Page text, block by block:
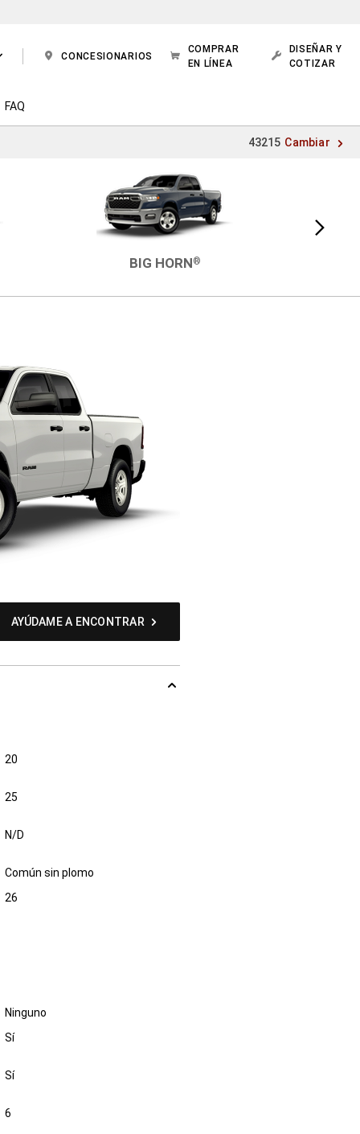
CONCESIONARIOS
COMPRAR
EN LÍNEA
DISEÑAR Y
COTIZAR
FAQ
43215 Cambiar
BIG HORN®
Vista
siguiente
AYÚDAME A ENCONTRAR
20
25
N/D
Común sin plomo
26
Ninguno
Sí
Sí
6